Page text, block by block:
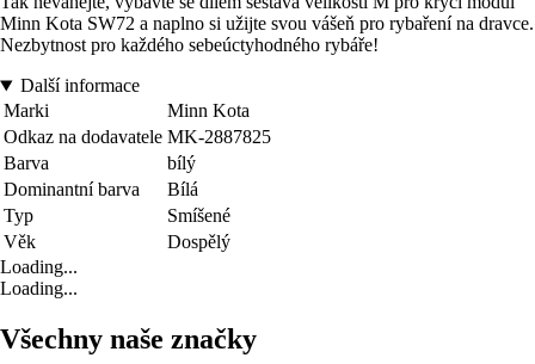
Minn Kota SW72 a naplno si užijte svou vášeň pro rybaření na dravce.
Nezbytnost pro každého sebeúctyhodného rybáře!
Další informace
Marki
Minn Kota
Odkaz na dodavatele MK-2887825
Barva
bílý
Dominantní barva
Bílá
Typ
Smíšené
Věk
Dospělý
Loading...
Loading...
Všechny naše značky